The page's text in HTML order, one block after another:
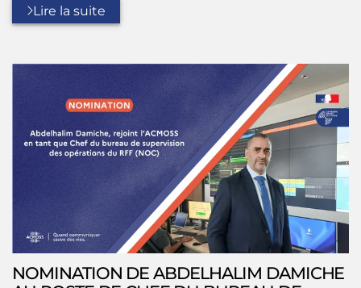
Lire la suite
NOMINATION DE ABDELHALIM DAMICHE